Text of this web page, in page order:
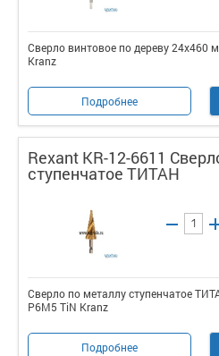
Сверло винтовое по дереву 24х460
Kranz
Подробнее
Rexant KR-12-6611
ступенчатое ТИТАН
Сверло по металлу ступенчатое
Р6М5 TiN Kranz
Подробнее